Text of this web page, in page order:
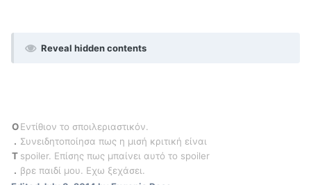
Reveal hidden contents
O
.
T
.
Εντίθιον το σποιλεριαστικόν.
Συνειδητοποίησα πως η μισή κριτική είναι
spoiler. Επίσης πως μπαίνει αυτό το spoiler
βρε παιδί μου. Εχω ξεχάσει.